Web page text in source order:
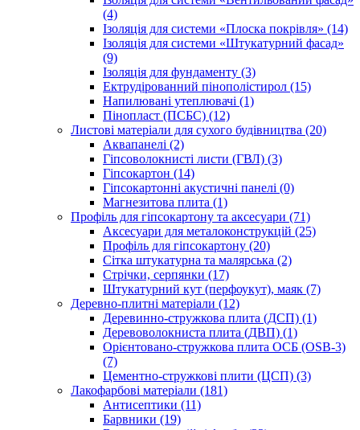
(4)
Ізоляція для системи «Плоска покрівля» (14)
Ізоляція для системи «Штукатурний фасад»
(9)
Ізоляція для фундаменту (3)
Ектрудірованний пінополістирол (15)
Напилювані утеплювачі (1)
Пінопласт (ПСБС) (12)
Листові матеріали для сухого будівництва (20)
Аквапанелі (2)
Гіпсоволокнисті листи (ГВЛ) (3)
Гіпсокартон (14)
Гіпсокартонні акустичні панелі (0)
Магнезитова плита (1)
Профіль для гіпсокартону та аксесуари (71)
Аксесуари для металоконструкцій (25)
Профіль для гіпсокартону (20)
Сітка штукатурна та малярська (2)
Стрічки, серпянки (17)
Штукатурний кут (перфоукут), маяк (7)
Деревно-плитні матеріали (12)
Деревинно-стружкова плита (ДСП) (1)
Деревоволокниста плита (ДВП) (1)
Орієнтовано-стружкова плита ОСБ (OSB-3)
(7)
Цементно-стружкові плити (ЦСП) (3)
Лакофарбові матеріали (181)
Антисептики (11)
Барвники (19)